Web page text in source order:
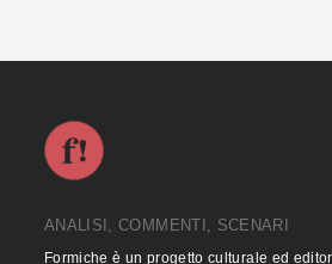
ANALISI, COMMENTI, SCENARI
Formiche è un progetto culturale ed